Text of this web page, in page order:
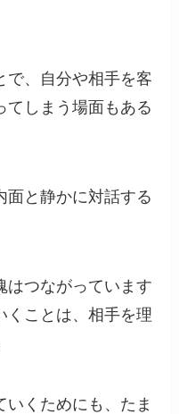
で、自分や相手を客
てしまう場面もある
面と静かに対話する
はつながっています
くことは、相手を理
いくためにも、たま